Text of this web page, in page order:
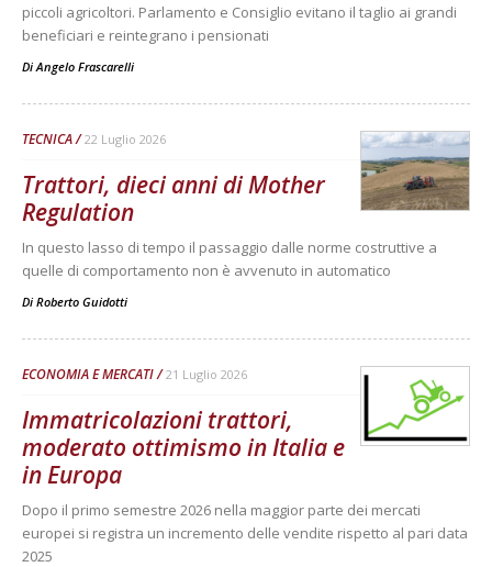
piccoli agricoltori. Parlamento e Consiglio evitano il taglio ai grandi
beneficiari e reintegrano i pensionati
Di Angelo Frascarelli
TECNICA 22 Luglio 2026
Trattori, dieci anni di Mother
Regulation
In questo lasso di tempo il passaggio dalle norme costruttive a
quelle di comportamento non è avvenuto in automatico
Di Roberto Guidotti
ECONOMIA E MERCATI 21 Luglio 2026
Immatricolazioni trattori,
moderato ottimismo in Italia e
in Europa
Dopo il primo semestre 2026 nella maggior parte dei mercati
europei si registra un incremento delle vendite rispetto al pari data
2025